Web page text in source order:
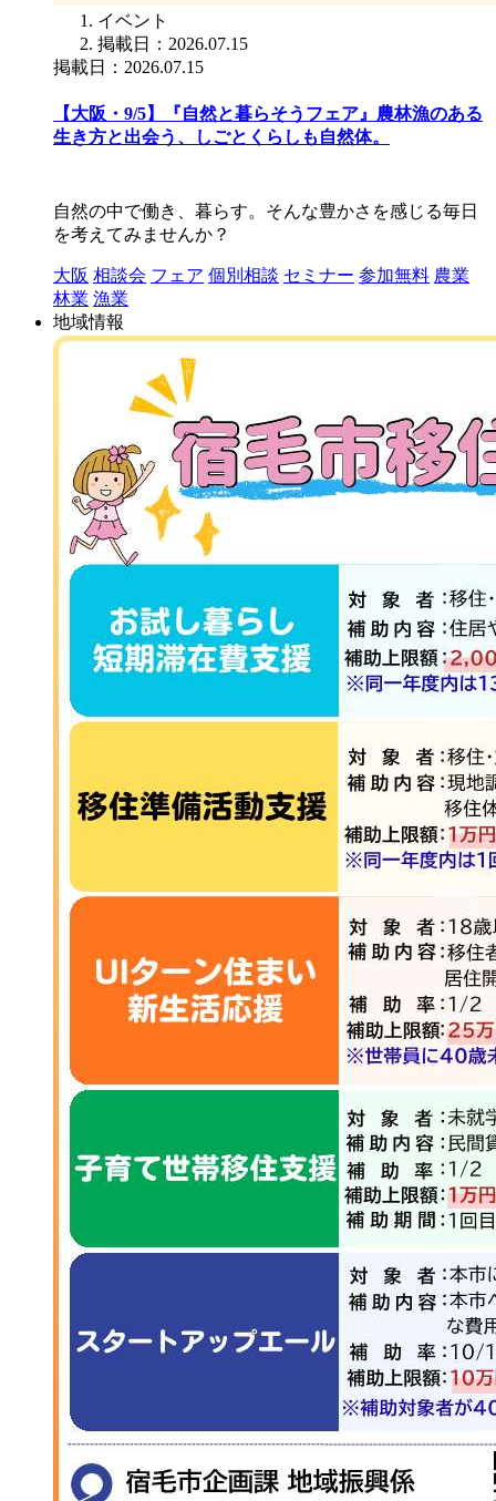
イベント
掲載日：2026.07.15
掲載日：2026.07.15
【大阪・9/5】『自然と暮らそうフェア』農林漁のある
生き方と出会う、しごとくらしも自然体。
自然の中で働き、暮らす。そんな豊かさを感じる毎日
を考えてみませんか？
大阪 相談会 フェア 個別相談 セミナー 参加無料 農業
林業 漁業
地域情報